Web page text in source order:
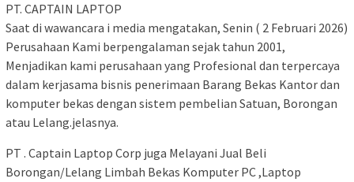
PT. CAPTAIN LAPTOP
Saat di wawancara i media mengatakan, Senin ( 2 Februari 2026)
Perusahaan Kami berpengalaman sejak tahun 2001,
Menjadikan kami perusahaan yang Profesional dan terpercaya
dalam kerjasama bisnis penerimaan Barang Bekas Kantor dan
komputer bekas dengan sistem pembelian Satuan, Borongan
atau Lelang.jelasnya.
PT . Captain Laptop Corp juga Melayani Jual Beli
Borongan/Lelang Limbah Bekas Komputer PC ,Laptop